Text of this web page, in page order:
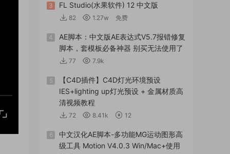
3 FL Studio(水果软件) 12 中文版
82 1.27w 免费
4
AE脚本：中文版AE表达式V5.7报错修复
脚本，套模板必备神器 别买无法使用了
77 7.9k
5
【C4D插件】C4D灯光环境预设
IES+lighting up灯光预设 + 金属材质高
清视频教程
72 8.41k 12
6
中文汉化AE脚本-多功能MG运动图形高
级工具 Motion V4.0.3 Win/Mac+使用